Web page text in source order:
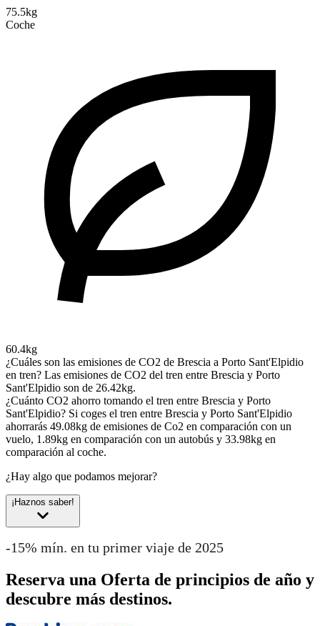
75.5kg
Coche
60.4kg
¿Cuáles son las emisiones de CO2 de Brescia a Porto Sant'Elpidio
en tren? Las emisiones de CO2 del tren entre Brescia y Porto
Sant'Elpidio son de 26.42kg.
¿Cuánto CO2 ahorro tomando el tren entre Brescia y Porto
Sant'Elpidio? Si coges el tren entre Brescia y Porto Sant'Elpidio
ahorrarás 49.08kg de emisiones de Co2 en comparación con un
vuelo, 1.89kg en comparación con un autobús y 33.98kg en
comparación al coche.
¿Hay algo que podamos mejorar?
¡Haznos saber!
-15% mín. en tu primer viaje de 2025
Reserva una Oferta de principios de año y
descubre más destinos.